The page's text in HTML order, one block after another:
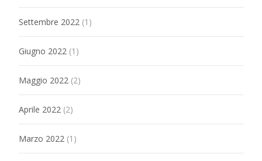
Settembre 2022 (1)
Giugno 2022 (1)
Maggio 2022 (2)
Aprile 2022 (2)
Marzo 2022 (1)